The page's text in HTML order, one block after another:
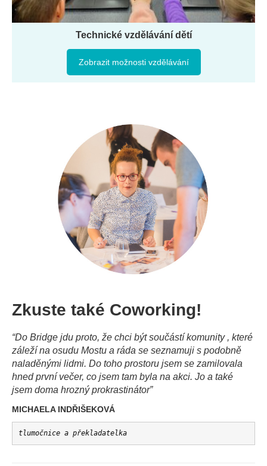
Technické vzdělávání dětí
Zobrazit možnosti vzdělávání
Zkuste také Coworking!
“Do Bridge jdu proto, že chci být součástí komunity , které
záleží na osudu Mostu a ráda se seznamuji s podobně
naladěnými lidmi. Do toho prostoru jsem se zamilovala
hned první večer, co jsem tam byla na akci. Jo a také
jsem doma hrozný prokrastinátor”
MICHAELA INDŘIŠEKOVÁ
tlumočnice a překladatelka